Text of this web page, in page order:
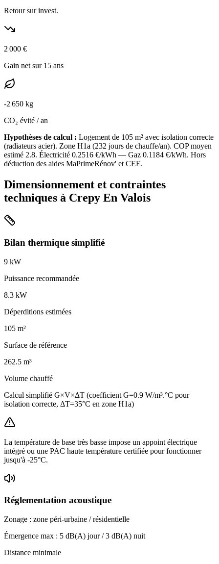
Retour sur invest.
2 000 €
Gain net sur 15 ans
-2 650 kg
CO₂ évité / an
Hypothèses de calcul : Logement de 105 m² avec isolation correcte
(radiateurs acier). Zone H1a (232 jours de chauffe/an). COP moyen
estimé 2.8. Électricité 0.2516 €/kWh — Gaz 0.1184 €/kWh. Hors
déduction des aides MaPrimeRénov' et CEE.
Dimensionnement et contraintes
techniques à Crepy En Valois
Bilan thermique simplifié
9 kW
Puissance recommandée
8.3 kW
Déperditions estimées
105 m²
Surface de référence
262.5 m³
Volume chauffé
Calcul simplifié G×V×ΔT (coefficient G=0.9 W/m³.°C pour
isolation correcte, ΔT=35°C en zone H1a)
La température de base très basse impose un appoint électrique
intégré ou une PAC haute température certifiée pour fonctionner
jusqu'à -25°C.
Réglementation acoustique
Zonage : zone péri-urbaine / résidentielle
Émergence max : 5 dB(A) jour /3 dB(A) nuit
Distance minimale